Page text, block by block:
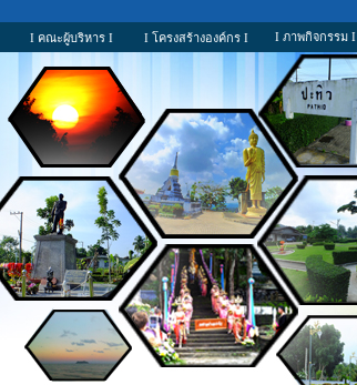
I คณะผู้บริหาร I I โครงสร้างองค์กร I I ภาพกิจกรรม I